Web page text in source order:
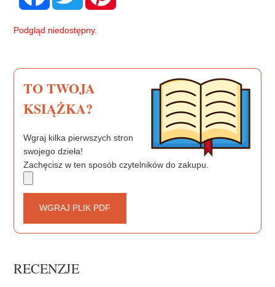
o
e
Podgląd niedostępny.
TO TWOJA
KSIĄŻKA?
Wgraj kilka pierwszych stron
swojego dzieła!
Zachęcisz w ten sposób czytelników do zakupu.
WGRAJ PLIK PDF
RECENZJE